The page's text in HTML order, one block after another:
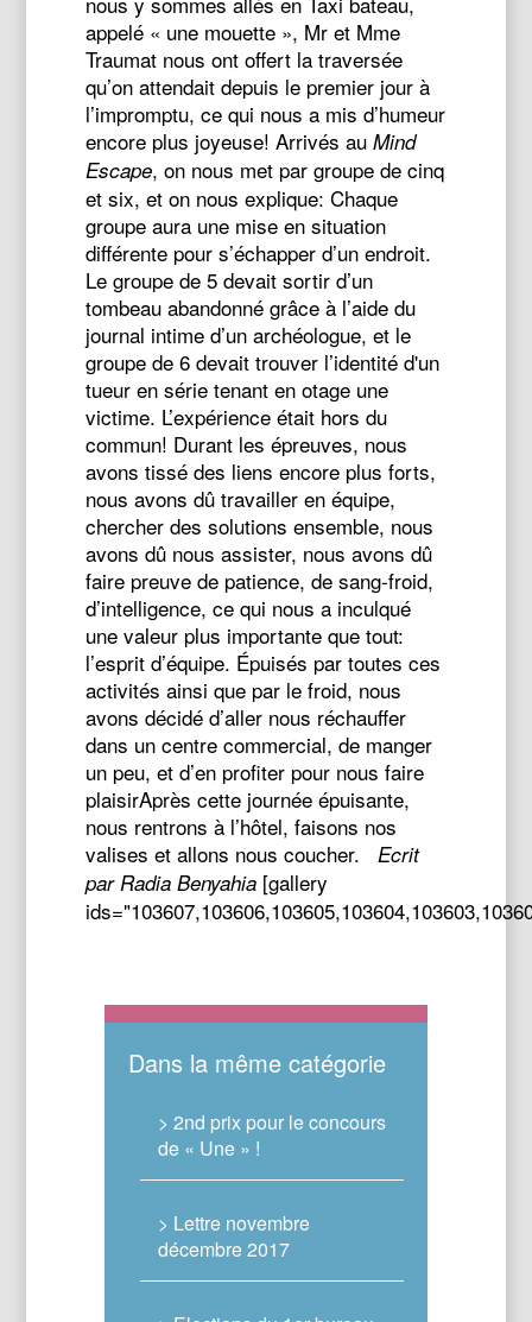
appelé « une mouette », Mr et Mme
Traumat nous ont offert la traversée
qu’on attendait depuis le premier jour à
l’impromptu, ce qui nous a mis d’humeur
encore plus joyeuse! Arrivés auMind
Escape, on nous met par groupe de cinq
et six, et on nous explique: Chaque
groupe aura une mise en situation
différente pour s’échapper d’un endroit.
Le groupe de 5 devait sortir d’un
tombeau abandonné grâce à l’aide du
journal intime d’un archéologue, et le
groupe de 6 devait trouver l’identité d'un
tueur en série tenant en otage une
victime. L’expérience était hors du
commun! Durant les épreuves, nous
avons tissé des liens encore plus forts,
nous avons dû travailler en équipe,
chercher des solutions ensemble, nous
avons dû nous assister, nous avons dû
faire preuve de patience, de sang-froid,
d’intelligence, ce qui nous a inculqué
une valeur plus importante que tout:
l’esprit d’équipe. Épuisés par toutes ces
activités ainsi que par le froid, nous
avons décidé d’aller nous réchauffer
dans un centre commercial, de manger
un peu, et d’en profiter pour nous faire
plaisirAprès cette journée épuisante,
nous rentrons à l’hôtel, faisons nos
valises et allons nous coucher.Ecrit
par Radia Benyahia [gallery
Dans la même catégorie
> 2nd prix pour le concours
de « Une » !
> Lettre novembre
décembre 2017